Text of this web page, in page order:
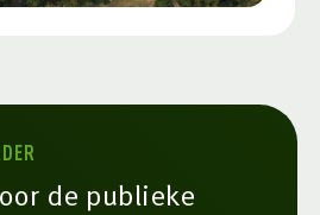
de publieke